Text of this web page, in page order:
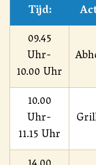
Tijd:
09.45
Uhr-
10.00 Uhr
10.00
Uhr-
11.15 Uhr